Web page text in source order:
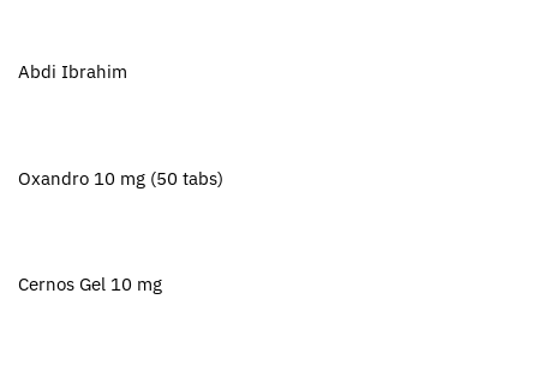
Abdi Ibrahim
Oxandro 10 mg (50 tabs)
Cernos Gel 10 mg